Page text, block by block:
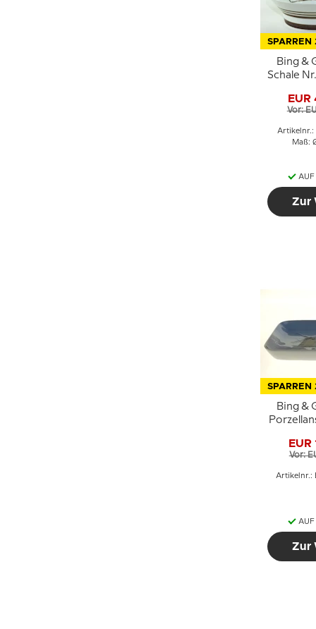
SPARREN
Bing &
Schale
EUR
Vor:
Artikelnr.:
Maß:
AUF
Zur
SPARREN
Bing &
EUR
Vor:
Artikelnr.:
AUF
Zur